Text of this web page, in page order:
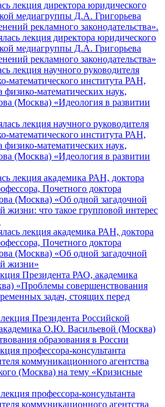
лекция директора юридического
медиагруппы Д.А. Григорьева
рекламного законодательства»
лекция научного руководителя
математического института РАН,
математических наук,
(Москва) «Идеология в развитии
лекция академика РАН, доктора
Почетного доктора
(Москва) «Об одной загадочной
жизни»
Президента Российской
О.Ю. Васильевой (Москва)
образования в России
профессора-консультанта
коммуникационного агентства